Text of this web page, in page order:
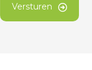
Versturen